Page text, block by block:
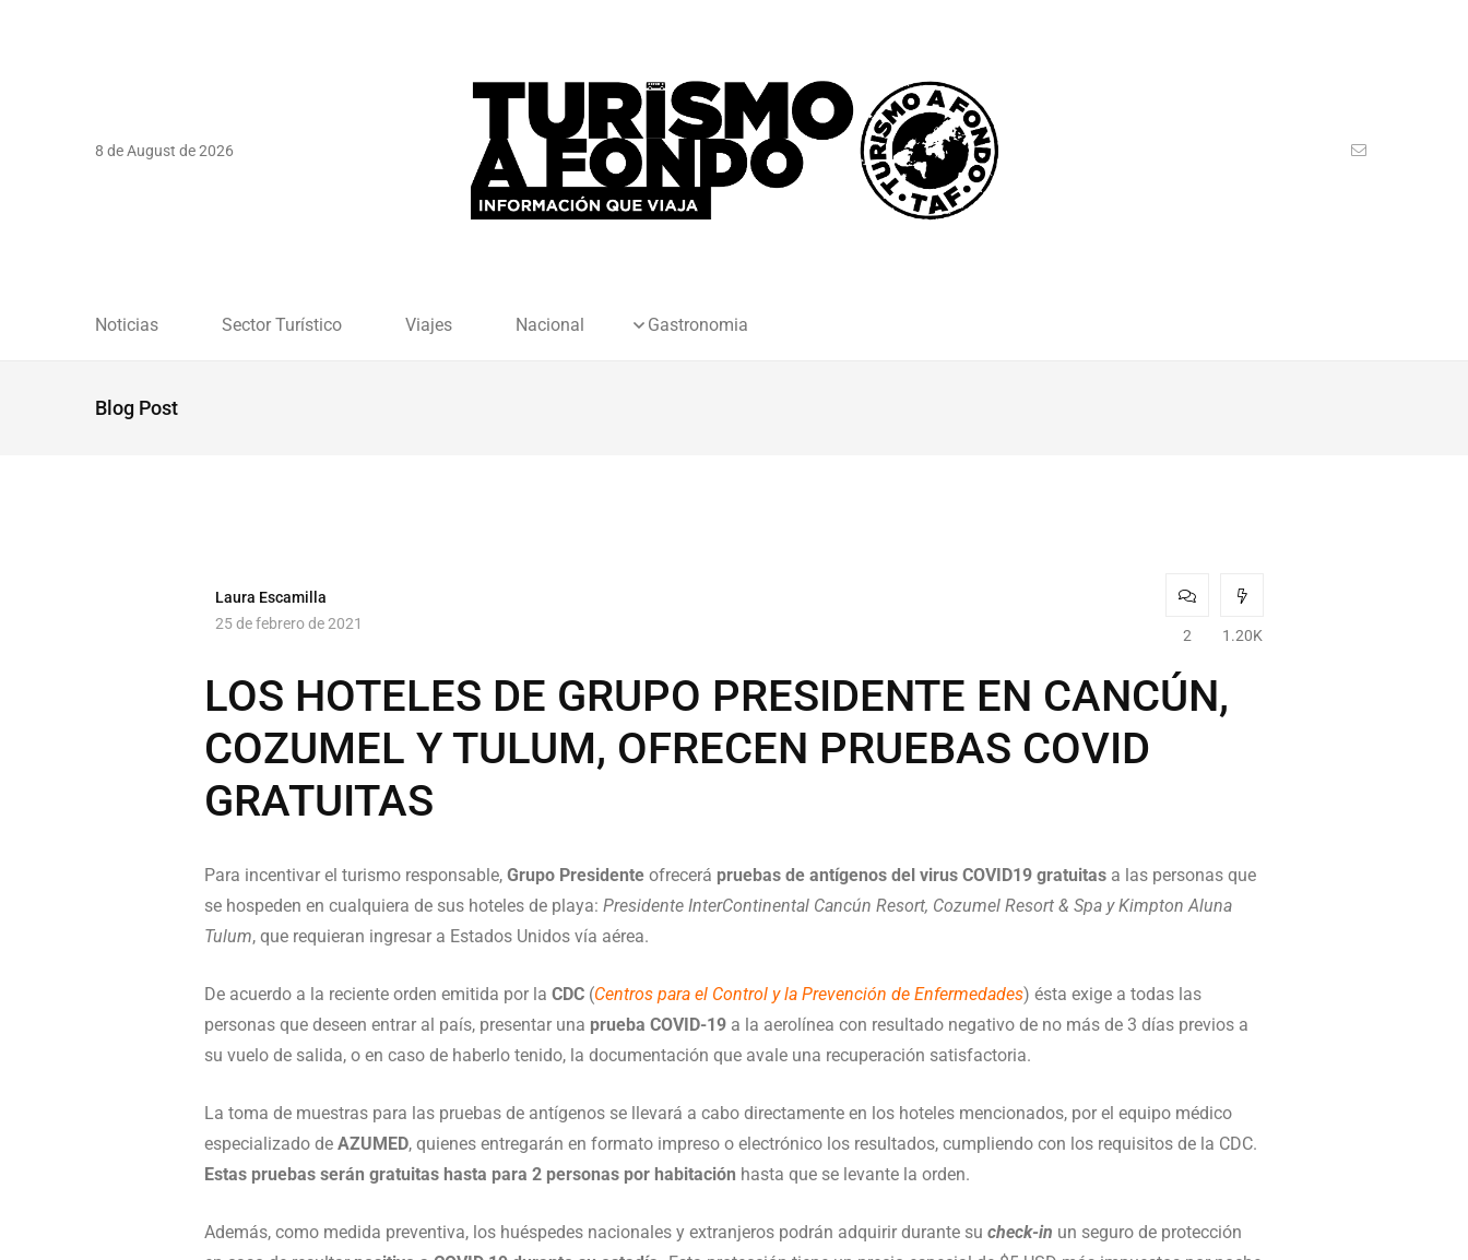
8 de August de 2026
Noticias Sector Turístico Viajes Nacional Gastronomia
Blog Post
Laura Escamilla
25 de febrero de 2021
2 1.20K
LOS HOTELES DE GRUPO PRESIDENTE EN CANCÚN,
COZUMEL Y TULUM, OFRECEN PRUEBAS COVID
GRATUITAS
Para incentivar el turismo responsable, Grupo Presidente ofrecerá pruebas de antígenos del virus COVID19 gratuitas a las personas que
se hospeden en cualquiera de sus hoteles de playa: Presidente InterContinental Cancún Resort, Cozumel Resort & Spa y Kimpton Aluna
Tulum, que requieran ingresar a Estados Unidos vía aérea.
De acuerdo a la reciente orden emitida por la CDC (Centros para el Control y la Prevención de Enfermedades) ésta exige a todas las
personas que deseen entrar al país, presentar una prueba COVID-19 a la aerolínea con resultado negativo de no más de 3 días previos a
su vuelo de salida, o en caso de haberlo tenido, la documentación que avale una recuperación satisfactoria.
La toma de muestras para las pruebas de antígenos se llevará a cabo directamente en los hoteles mencionados, por el equipo médico
especializado de AZUMED, quienes entregarán en formato impreso o electrónico los resultados, cumpliendo con los requisitos de la CDC.
Estas pruebas serán gratuitas hasta para 2 personas por habitación hasta que se levante la orden.
Además, como medida preventiva, los huéspedes nacionales y extranjeros podrán adquirir durante su check-in un seguro de protección